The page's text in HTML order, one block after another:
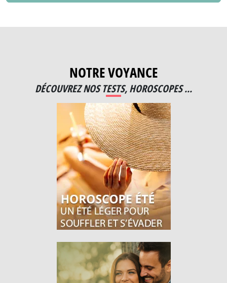
NOTRE VOYANCE
DÉCOUVREZ NOS TESTS, HOROSCOPES ...